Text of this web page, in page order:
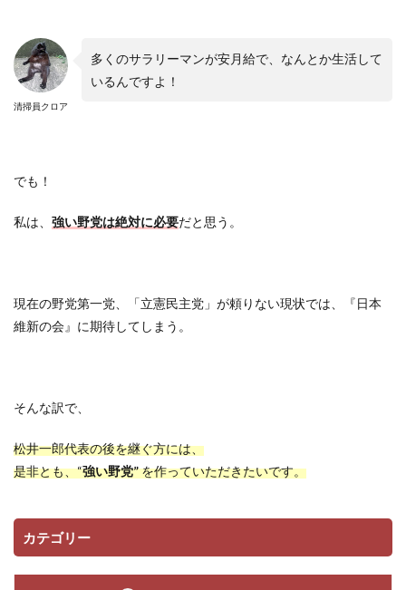
清掃員クロア
多くのサラリーマンが安月給で、なんとか生活して
いるんですよ！
でも！
私は、 強い野党は絶対に必要だと思う。
現在の野党第一党、「立憲民主党」が頼りない現状では、『日本
維新の会』に期待してしまう。
そんな訳で、
松井一郎代表の後を継ぐ方には、
是非とも、“強い野党”を作っていただきたいです。
カテゴリー